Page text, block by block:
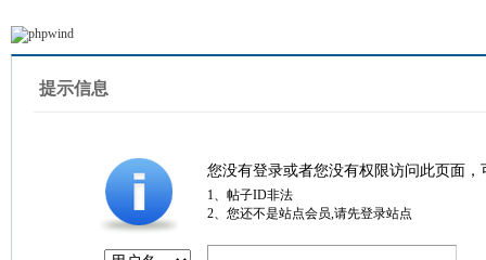
提示信息
您没有登录或者您没有权限访问此页面
1、帖子ID非法
2、您还不是站点会员,请先登录站点